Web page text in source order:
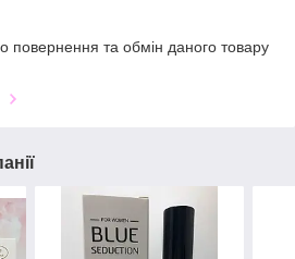
повернення та обмін даного товару